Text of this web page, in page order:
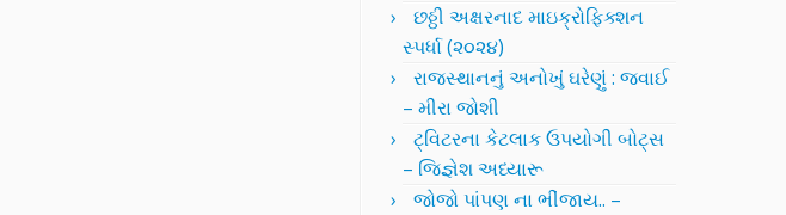
છઠ્ઠી અક્ષરનાદ માઇક્રોફિક્શન
સ્પર્ધા (૨૦૨૪)
રાજસ્થાનનું અનોખું ઘરેણું : જવાઈ
– મીરા જોશી
ટ્વિટરના કેટલાક ઉપયોગી બોટ્સ
– જિજ્ઞેશ અધ્યારૂ
જોજો પાંપણ ના ભીંજાય.. –